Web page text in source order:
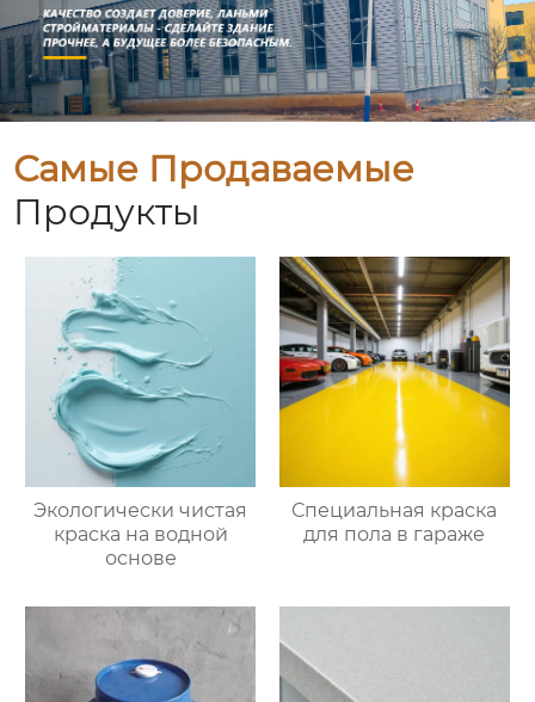
Самые Продаваемые
Продукты
Экологически чистая
краска на водной
основе
Специальная краска
для пола в гараже